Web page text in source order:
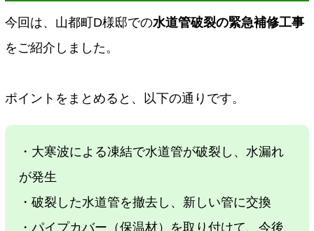
今回は、山都町D様邸での水道管破裂の緊急補修工事
をご紹介しました。
ポイントをまとめると、以下の通りです。
・大寒波による凍結で水道管が破裂し、水漏れ
が発生
・破裂した水道管を撤去し、新しい管に交換
・パイプカバー（保温材）を取り付けて、今後